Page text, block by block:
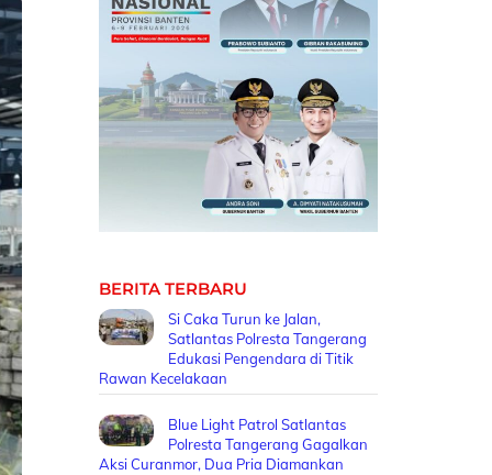
BERITA TERBARU
Si Caka Turun ke Jalan,
Satlantas Polresta Tangerang
Edukasi Pengendara di Titik
Rawan Kecelakaan
Blue Light Patrol Satlantas
Polresta Tangerang Gagalkan
Aksi Curanmor, Dua Pria Diamankan